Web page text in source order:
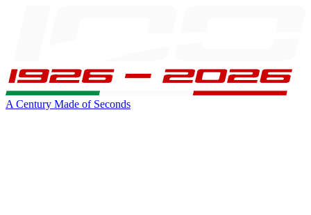
A Century Made of Seconds